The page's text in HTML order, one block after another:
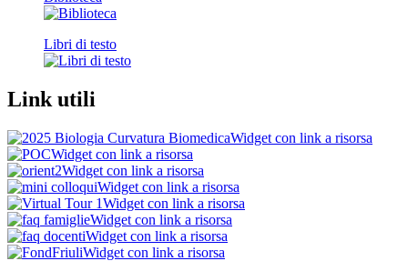
Libri di testo
Link utili
Widget con link a risorsa
Widget con link a risorsa
Widget con link a risorsa
Widget con link a risorsa
Widget con link a risorsa
Widget con link a risorsa
Widget con link a risorsa
Widget con link a risorsa